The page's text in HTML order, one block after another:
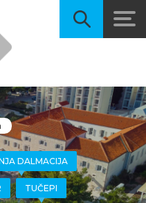
DALMACIJA
TUČEPI